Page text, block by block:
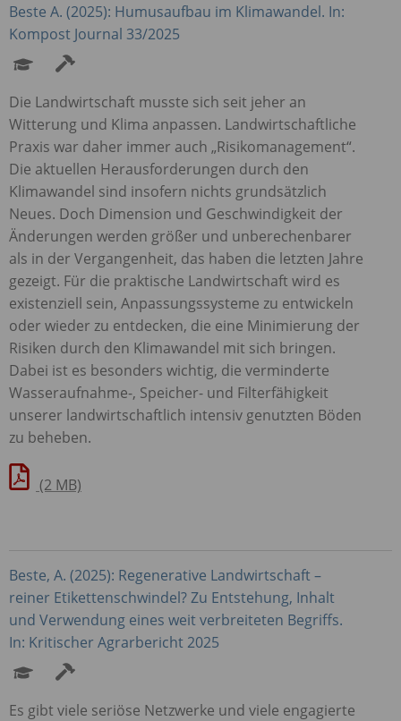
Beste A. (2025): Humusaufbau im Klimawandel. In:
Kompost Journal 33/2025
Die Landwirtschaft musste sich seit jeher an
Witterung und Klima anpassen. Landwirtschaftliche
Praxis war daher immer auch „Risikomanagement“.
Die aktuellen Herausforderungen durch den
Klimawandel sind insofern nichts grundsätzlich
Neues. Doch Dimension und Geschwindigkeit der
Änderungen werden größer und unberechenbarer
als in der Vergangenheit, das haben die letzten Jahre
gezeigt. Für die praktische Landwirtschaft wird es
existenziell sein, Anpassungssysteme zu entwickeln
oder wieder zu entdecken, die eine Minimierung der
Risiken durch den Klimawandel mit sich bringen.
Dabei ist es besonders wichtig, die verminderte
Wasseraufnahme-, Speicher- und Filterfähigkeit
unserer landwirtschaftlich intensiv genutzten Böden
zu beheben.
(2 MB)
Beste, A. (2025): Regenerative Landwirtschaft –
reiner Etikettenschwindel? Zu Entstehung, Inhalt
und Verwendung eines weit verbreiteten Begriffs.
In: Kritischer Agrarbericht 2025
Es gibt viele seriöse Netzwerke und viele engagierte